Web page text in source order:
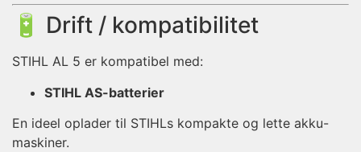
🔋 Drift / kompatibilitet
STIHL AL 5 er kompatibel med:
STIHL AS-batterier
En ideel oplader til STIHLs kompakte og lette akku-
maskiner.